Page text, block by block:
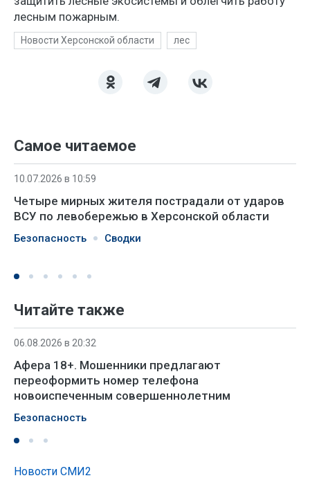
лесным пожарным.
Новости Херсонской области лес
Самое читаемое
10.07.2026 в 10:59
Четыре мирных жителя пострадали от ударов
ВСУ по левобережью в Херсонской области
Безопасность Сводки
Читайте также
06.08.2026 в 20:32
Афера 18+. Мошенники предлагают
переоформить номер телефона
новоиспеченным совершеннолетним
Безопасность
Новости СМИ2